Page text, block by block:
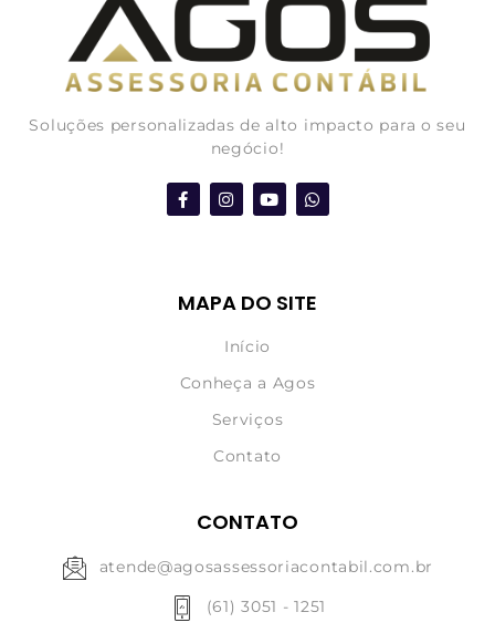
Soluções personalizadas de alto impacto para o seu
negócio!
MAPA DO SITE
Início
Conheça a Agos
Serviços
Contato
CONTATO
atende@agosassessoriacontabil.com.br
(61) 3051 - 1251